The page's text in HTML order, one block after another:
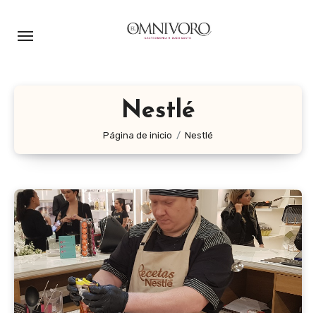
Nestlé
Página de inicio Nestlé